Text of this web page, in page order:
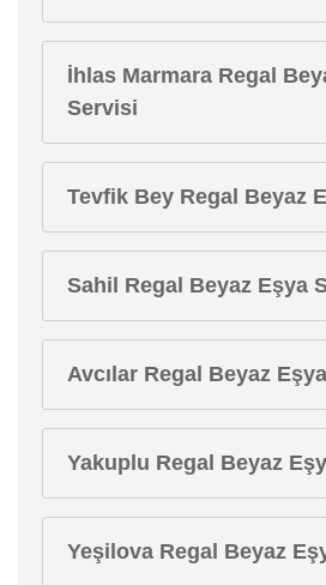
İhlas Marmara Regal
Servisi
Tevfik Bey Regal Beyaz
Sahil Regal Beyaz Eşya
Avcılar Regal Beyaz
Yakuplu Regal Beyaz
Yeşilova Regal Beyaz